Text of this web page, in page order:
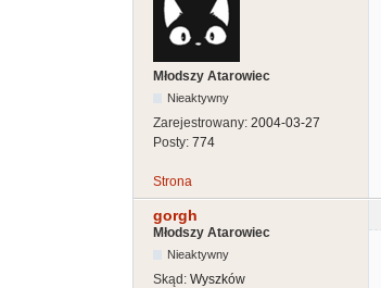
Młodszy Atarowiec
Nieaktywny
Zarejestrowany: 2004-03-27
Posty: 774
Strona
gorgh
Młodszy Atarowiec
Nieaktywny
Skąd: Wyszków